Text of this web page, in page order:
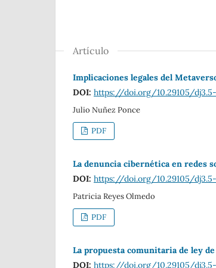
Artículo
Implicaciones legales del
DOI: https://doi.org/10.29105/dj3.5-
Julio Nuñez Ponce
PDF
La denuncia cibernética en redes
DOI: https://doi.org/10.29105/dj3.5-
Patricia Reyes Olmedo
PDF
La propuesta comunitaria de ley
DOI: https://doi.org/10.29105/dj3.5-